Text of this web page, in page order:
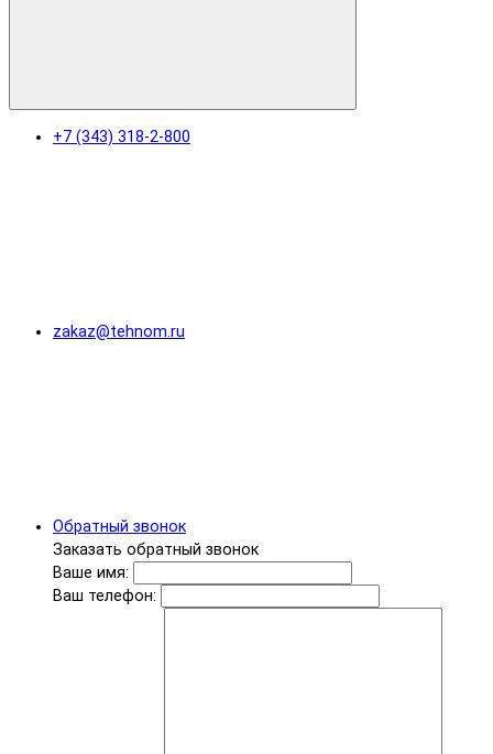
+7 (343) 318-2-800
zakaz@tehnom.ru
Обратный звонок
Заказать обратный звонок
Ваше имя:
Ваш телефон: